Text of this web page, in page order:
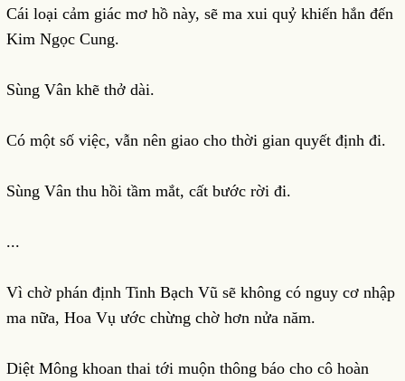
Cái loại cảm giác mơ hồ này, sẽ ma xui quỷ khiến hắn đến
Kim Ngọc Cung.
Sùng Vân khẽ thở dài.
Có một số việc, vẫn nên giao cho thời gian quyết định đi.
Sùng Vân thu hồi tầm mắt, cất bước rời đi.
...
Vì chờ phán định Tinh Bạch Vũ sẽ không có nguy cơ nhập
ma nữa, Hoa Vụ ước chừng chờ hơn nửa năm.
Diệt Mông khoan thai tới muộn thông báo cho cô hoàn